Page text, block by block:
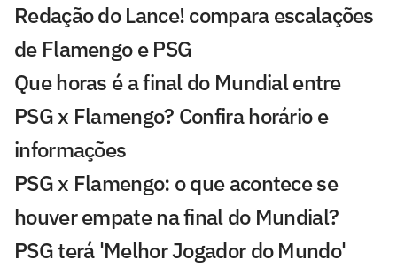
Redação do Lance! compara escalações
de Flamengo e PSG
Que horas é a final do Mundial entre
PSG x Flamengo? Confira horário e
informações
PSG x Flamengo: o que acontece se
houver empate na final do Mundial?
PSG terá 'Melhor Jogador do Mundo'